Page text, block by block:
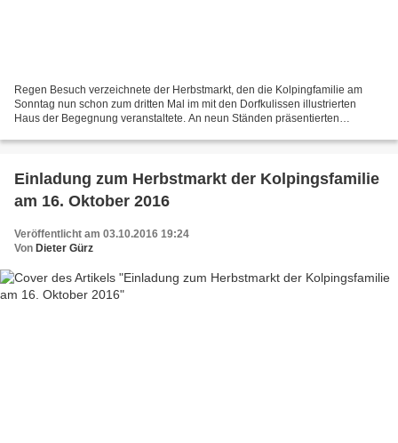
Regen Besuch verzeichnete der Herbstmarkt, den die Kolpingfamilie am
Sonntag nun schon zum dritten Mal im mit den Dorfkulissen illustrierten
Haus der Begegnung veranstaltete. An neun Ständen präsentierten
Einladung zum Herbstmarkt der Kolpingsfamilie
am 16. Oktober 2016
Veröffentlicht am 03.10.2016 19:24
Von Dieter Gürz